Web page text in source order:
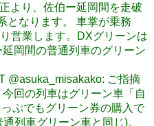
より、佐伯ー延岡間を走破
となります。 車掌が乗務
営業します。DXグリーンは
岡間の普通列車のグリーン
@asuka_misakako: ご指摘
回の列車はグリーン車「自
ぷでもグリーン券の購入で
列車グリーン車と同じ)。